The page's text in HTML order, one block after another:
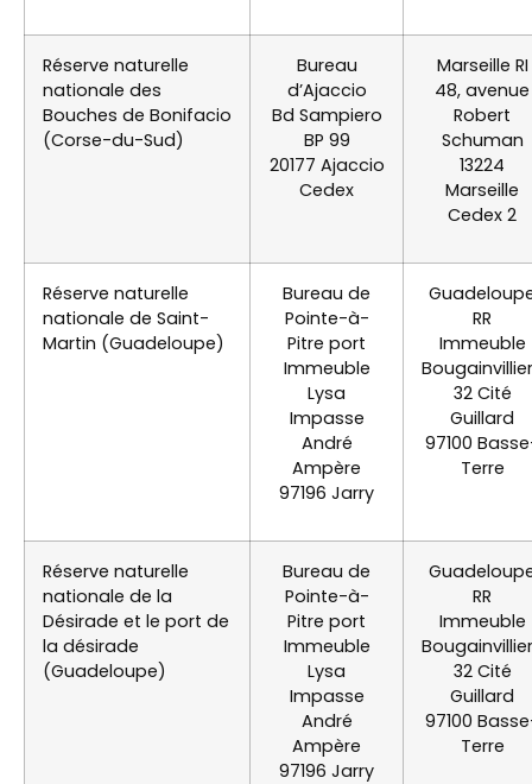
Réserve naturelle
nationale des
Bouches de Bonifacio
(Corse-du-Sud)
Bureau
d’Ajaccio
Bd Sampiero
BP 99
20177 Ajaccio
Cedex
Marseille RI
48, avenue
Robert
Schuman
13224
Marseille
Cedex 2
Réserve naturelle
nationale de Saint-
Martin (Guadeloupe)
Bureau de
Pointe-à-
Pitre port
Immeuble
Lysa
Impasse
André
Ampère
97196 Jarry
RR
Immeuble
32 Cité
Guillard
97100
Terre
Réserve naturelle
nationale de la
Désirade et le port de
la désirade
(Guadeloupe)
Bureau de
Pointe-à-
Pitre port
Immeuble
Lysa
Impasse
André
Ampère
97196 Jarry
RR
Immeuble
32 Cité
Guillard
97100
Terre